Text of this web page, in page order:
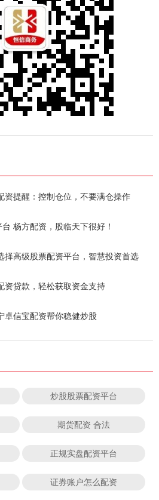
资提醒：控制仓位，不要满仓操作
杨方配资，股临天下很好！
择高级股票配资平台，智慧投资首选
资贷款，轻松获取资金支持
卓信宝配资帮你稳健炒股
炒股股票配资平台
期货配资 合法
正规实盘配资平台
证券账户怎么配资